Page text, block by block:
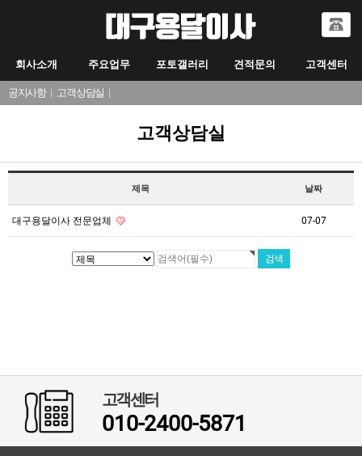
회사소개 주요업무 포토갤러리 견적문의 고객센터
공지사항| 고객상담실 |
고객상담실
제목 날짜
대구용달이사 전문업체 07-07
고객센터
010-2400-5871